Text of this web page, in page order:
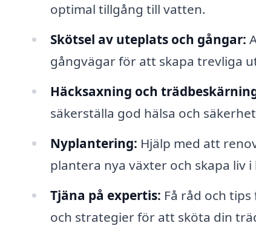
optimal tillgång till vatten.
Skötsel av uteplats och gångar:
gångvägar för att skapa trevliga
Häcksaxning och
säkerställa god hälsa och
Nyplantering: Hjälp med att
plantera nya växter och skapa liv i
Tjäna på expertis: Få råd och
och strategier för att sköta din